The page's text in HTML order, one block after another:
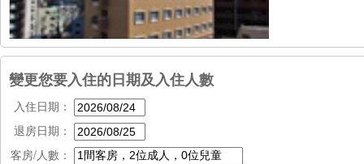
變更您要入住的日期及入住人數
入住日期：
退房日期：
客房/人數：